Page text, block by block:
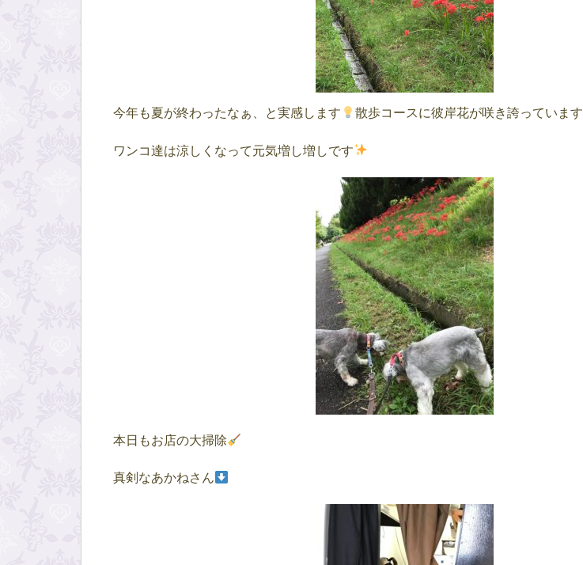
今年も夏が終わったなぁ、と実感します 散歩コースに彼岸花が咲き誇っています
ワンコ達は涼しくなって元気増し増しです
本日もお店の大掃除
真剣なあかねさん